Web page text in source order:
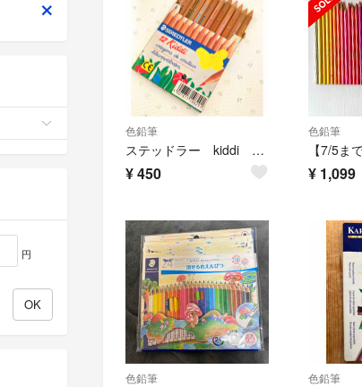
色鉛筆
ステッドラー kiddi 色鉛筆 12色
¥450
色鉛筆
¥ 1,099
色鉛筆 色鉛筆
円